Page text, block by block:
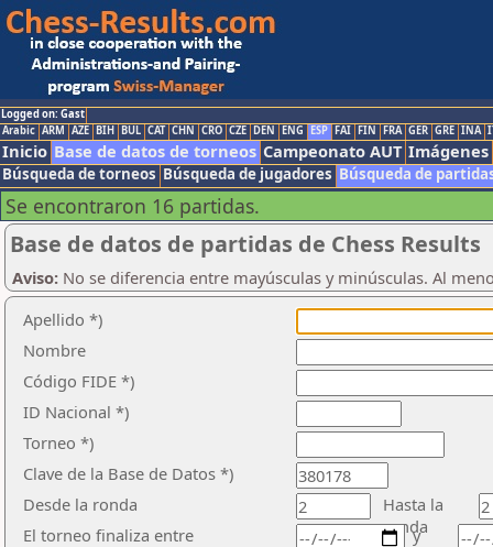
Logged on: Gast
Arabic ARM AZE BIH BUL CAT CHN CRO CZE DEN ENG ESP FAI FIN FRA GER GRE INA
Inicio Base de datos de torneos Campeonato AUT Imágenes
Búsqueda de torneos Búsqueda de jugadores Búsqueda de
Se encontraron 16 partidas.
Base de datos de partidas de Chess Results
Aviso: No se diferencia entre mayúsculas y minúsculas. Al
Apellido *)
Nombre
Código FIDE *)
ID Nacional *)
Torneo *)
Clave de la Base de Datos *)
Desde la ronda
Hasta la
ronda
El torneo finaliza entre
y